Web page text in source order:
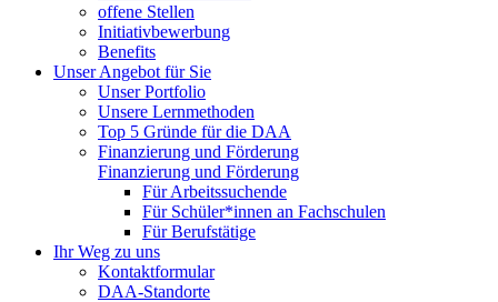
offene Stellen
Initiativbewerbung
Benefits
Unser Angebot für Sie
Unser Portfolio
Unsere Lernmethoden
Top 5 Gründe für die DAA
Finanzierung und Förderung
Finanzierung und Förderung
Für Arbeitssuchende
Für Schüler*innen an Fachschulen
Für Berufstätige
Ihr Weg zu uns
Kontaktformular
DAA-Standorte